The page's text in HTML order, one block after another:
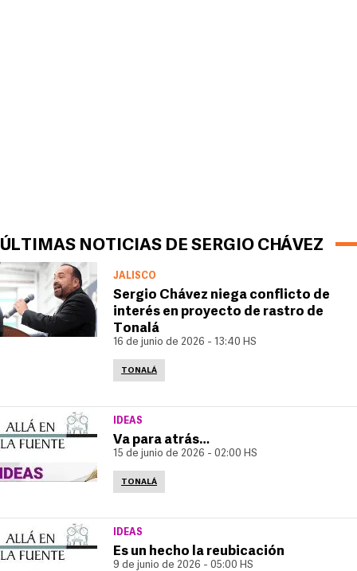
ÚLTIMAS NOTICIAS DE SERGIO CHÁVEZ
JALISCO
Sergio Chávez niega conflicto de
interés en proyecto de rastro de
Tonalá
16 de junio de 2026 - 13:40 HS
TONALÁ
IDEAS
Va para atrás…
15 de junio de 2026 - 02:00 HS
TONALÁ
IDEAS
Es un hecho la reubicación
9 de junio de 2026 - 05:00 HS